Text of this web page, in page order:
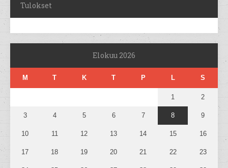
Tulokset
Elokuu 2026
M T K T P L S
1 2
3 4 5 6 7 8 9
10 11 12 13 14 15 16
17 18 19 20 21 22 23